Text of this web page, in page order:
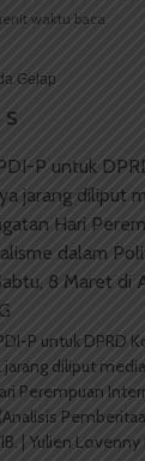
waktu baca
Gelap
S
P untuk DPRD
diliput
Perempuan
| Yulien Lovenny